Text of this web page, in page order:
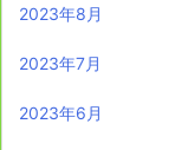
2023年8月
2023年7月
2023年6月